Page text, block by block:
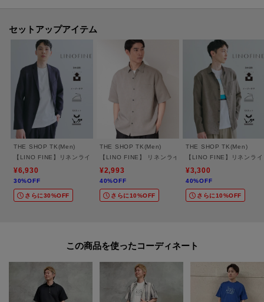
・同素材のジャケット（616－45008）と合わせたきれいめセットアップスタ
イルにおすすめ。
・同素材のシャツ（616－85020）と合わせれば、軽やかで統一感のある大人
カジュアルが完成。
・シンプルなカットソーと合わせた、パンツ主役のコーディネートも◎。
【仕様】
・ポケット数：横×2 後ろ×2
・前ファスナー
・ウエスト後ろゴム
・裏地なし
※ライトベージュ（051）はやや透け感があるため、インナーの着用をおすす
めします。
※この製品は、太陽光線中の紫外線(UV)を通しにくくします。この効果は永
久的ではありません。
セットアップアイテム
THE SHOP TK(Men)
【LINO FINE】リネンライク テーラードジャケット 吸水速乾/イージーケア/UVカット/
¥6,930
30%OFF
さらに30%OFF
THE SHOP TK(Men)
【LINO FINE】 リネンライク半袖シャツ UVカット／
¥2,993
40%OFF
さらに10%OFF
THE SHOP TK(Men)
【LINO FINE】リネンラ
¥3,300
40%OFF
さらに10%OFF
この商品を使った